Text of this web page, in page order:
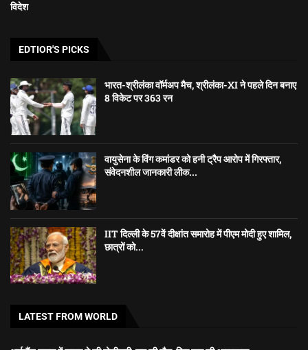
विदेश
EDTIOR'S PICKS
भारत-श्रीलंका वॉर्मअप मैच, श्रीलंका-XI ने पहले दिन बनाए
8 विकेट पर 363 रन
वायुसेना के विंग कमांडर को हनी ट्रैप आरोप में गिरफ्तार,
संवेदनशील जानकारी लीक...
IIT दिल्ली के 57वें दीक्षांत समारोह में पीएम मोदी हुए शामिल,
छात्रों को...
LATEST FROM WORLD